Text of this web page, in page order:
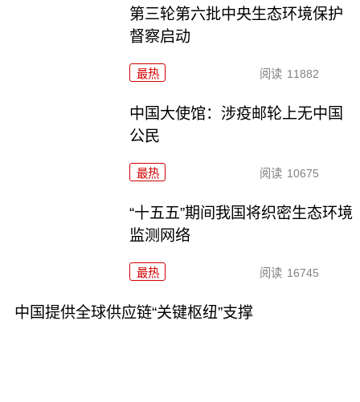
第三轮第六批中央生态环境保护
督察启动
最热 阅读 11882
中国大使馆：涉疫邮轮上无中国
公民
最热 阅读 10675
“十五五”期间我国将织密生态环境
监测网络
最热 阅读 16745
中国提供全球供应链“关键枢纽”支撑